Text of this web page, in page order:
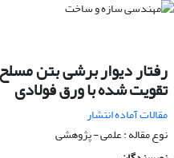
رفتار دیوار برشی بتن
تقویت شده با ورق فولادی
مقالات آماده انتشار
نوع مقاله : علمی - پژوهشی